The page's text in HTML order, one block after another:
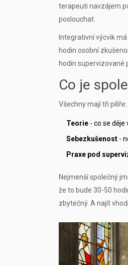
terapeuti navzájem
poslouchat.
Integrativní výcvikmá
hodin osobní
hodin supervizované
Co je
Všechny mají tři pilíře:
Teorie - co se děje
Sebezkušenost -
Praxe pod
Nejmenší společný
že to bude 30-50
zbytečný. A najít